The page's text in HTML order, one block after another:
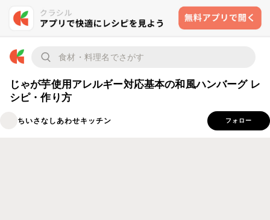
じゃが芋使用アレルギー対応基本の和風ハンバーグ レ
シピ・作り方
ちいさなしあわせキッチン フォロー